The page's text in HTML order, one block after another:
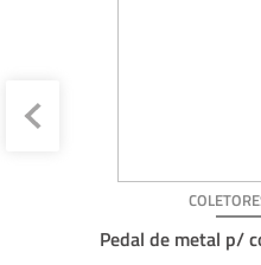
Pedal de metal p/